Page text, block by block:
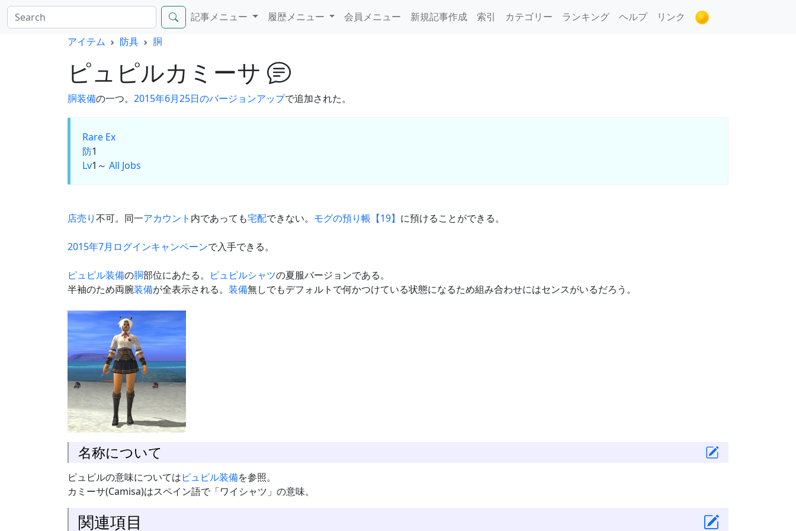
記事メニュー 履歴メニュー 会員メニュー 新規記事作成 索引 カテゴリー ランキング ヘルプ
リンク
アイテム
防具 胴
ピュピルカミーサ
胴装備の一つ。 2015年6月25日のバージョンアップで追加された。
Rare Ex
防1
Lv1～ All Jobs
店売り不可。同一アカウント 内であっても宅配できない。 モグの預り帳【19】 に預けることができる。
2015年7月ログインキャンペーンで入手できる。
ピュピル装備の胴部位にあたる。 ピュピルシャツの夏服バージョンである。
半袖のため両腕装備が全表示される。 装備無しでもデフォルトで何かつけている状態になるため組み合わせにはセンスがいるだろう。
名称について
ピュピルの意味についてはピュピル装備を参照。
カミーサ(Camisa)はスペイン語で「ワイシャツ」の意味。
関連項目